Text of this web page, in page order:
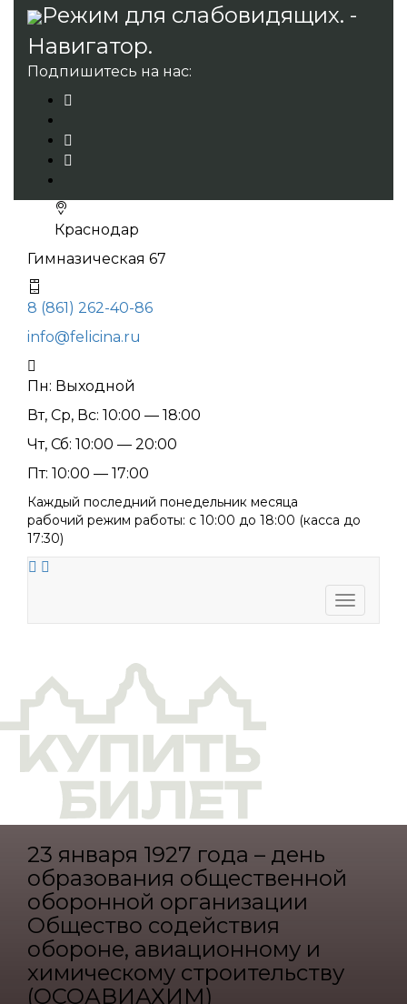
Режим для слабовидящих. -
Навигатор.
Подпишитесь на нас:
Краснодар
Гимназическая 67
8 (861) 262-40-86
info@felicina.ru
Пн: Выходной
Вт, Ср, Вс: 10:00 — 18:00
Чт, Сб: 10:00 — 20:00
Пт: 10:00 — 17:00
Каждый последний понедельник месяца
рабочий режим работы: с 10:00 до 18:00 (касса до
17:30)
Toggle
23 января 1927 года – день
образования общественной
оборонной организации
Общество содействия
обороне, авиационному и
химическому строительству
(ОСОАВИАХИМ)